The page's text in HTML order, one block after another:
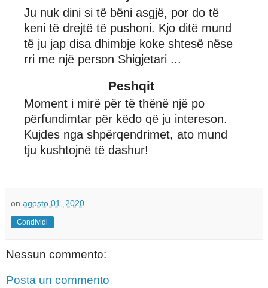
Ju nuk dini si të bëni asgjë, por do të
keni të drejtë të pushoni. Kjo ditë mund
të ju jap disa dhimbje koke shtesë nëse
rri me një person Shigjetari ...
Peshqit
Moment i mirë për të thënë një po
përfundimtar për këdo që ju intereson.
Kujdes nga shpërqendrimet, ato mund
tju kushtojnë të dashur!
on agosto 01, 2020
Condividi
Nessun commento:
Posta un commento